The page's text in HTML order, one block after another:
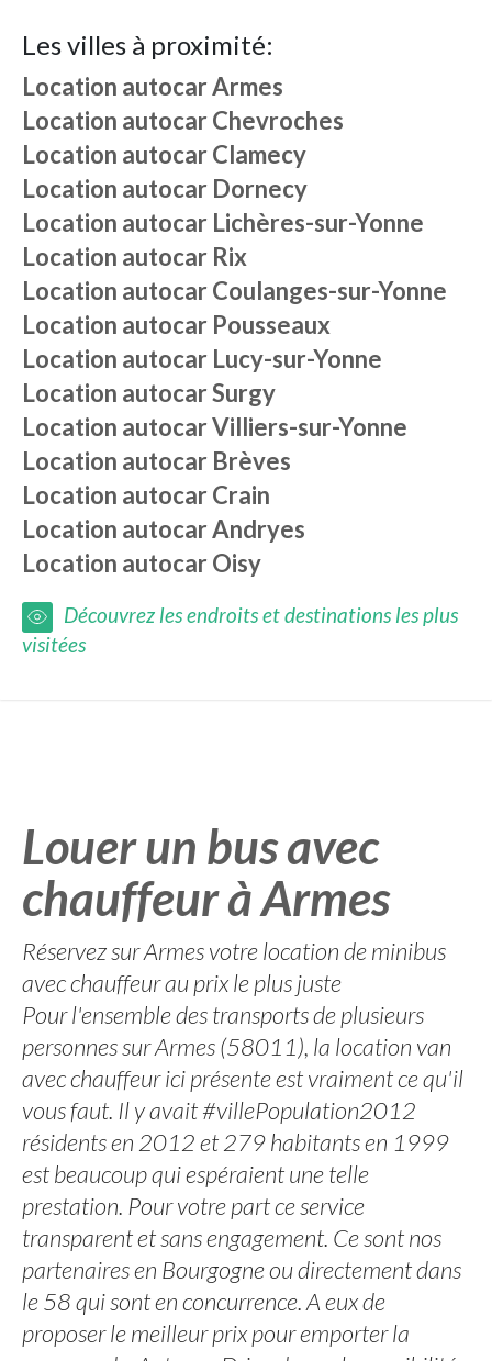
Les villes à proximité:
Location autocarArmes
Location autocarChevroches
Location autocarClamecy
Location autocar Dornecy
Location autocar Lichères-sur-Yonne
Location autocar Rix
Location autocarCoulanges-sur-Yonne
Location autocar Pousseaux
Location autocar Lucy-sur-Yonne
Location autocarSurgy
Location autocarVilliers-sur-Yonne
Location autocar Brèves
Location autocarCrain
Location autocarAndryes
Location autocarOisy
Découvrez les endroits et destinations les plus
visitées
Louer un bus avec
chauffeur à Armes
Réservez sur Armes votre location de minibus
avec chauffeur au prix le plus juste
Pour l'ensemble des transports de plusieurs
personnes sur Armes (58011), la location van
avec chauffeur ici présente est vraiment ce qu'il
vous faut. Il y avait #villePopulation2012
résidents en 2012 et 279 habitants en 1999
est beaucoup qui espéraient une telle
prestation. Pour votre part ce service
transparent et sans engagement. Ce sont nos
partenaires en Bourgogne ou directement dans
le 58 qui sont en concurrence. A eux de
proposer le meilleur prix pour emporter la